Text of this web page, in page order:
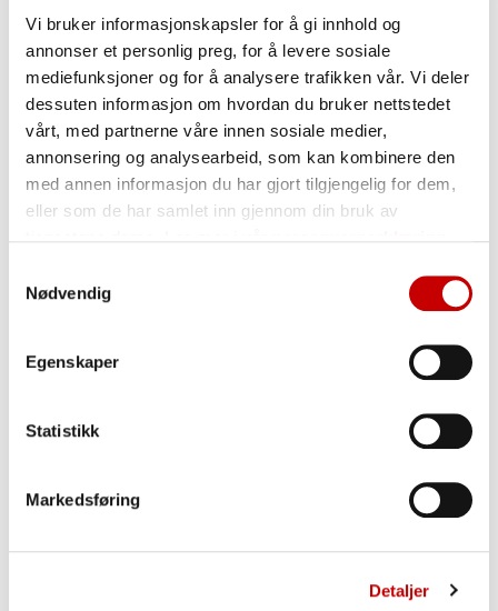
Vi bruker informasjonskapsler for å gi innhold og
annonser et personlig preg, for å levere sosiale
mediefunksjoner og for å analysere trafikken vår. Vi deler
dessuten informasjon om hvordan du bruker nettstedet
vårt, med partnerne våre innen sosiale medier,
annonsering og analysearbeid, som kan kombinere den
med annen informasjon du har gjort tilgjengelig for dem,
eller som de har samlet inn gjennom din bruk av
Nødvendig
Egenskaper
Statistikk
Markedsføring
Detaljer
FSSC sertifikat Buvika